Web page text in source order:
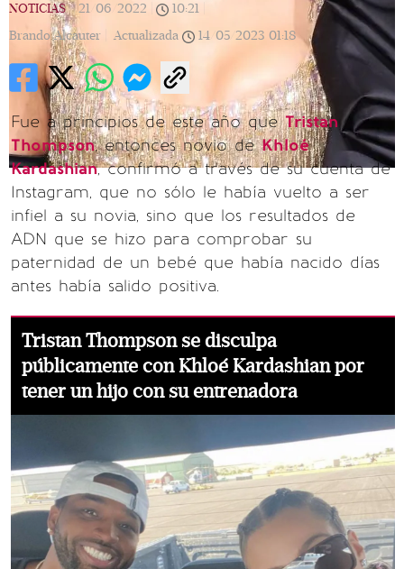
NOTICIAS | 21/06/2022 10:21
Brando Alcauter |
Actualizada 14/05/2023 01:18
Fue a principios de este año queTristan
Thompson, entonces novio deKhloé
Kardashian, confirmó a través de su cuenta de
Instagram, que no sólo le había vuelto a ser
infiel a su novia, sino que los resultados de
ADN que se hizo para comprobar su
paternidad de un bebé que había nacido días
antes había salido positiva.
Tristan Thompson se disculpa
públicamente con Khloé Kardashian por
tener un hijo con su entrenadora